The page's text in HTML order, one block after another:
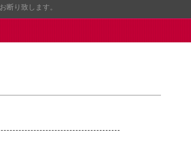
断り致します。